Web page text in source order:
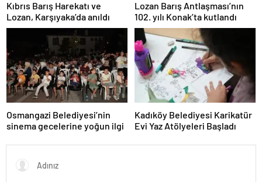
Kıbrıs Barış Harekatı ve
Lozan, Karşıyaka’da anıldı
Lozan Barış Antlaşması’nın
102. yılı Konak’ta kutlandı
Osmangazi Belediyesi’nin
sinema gecelerine yoğun ilgi
Kadıköy Belediyesi Karikatür
Evi Yaz Atölyeleri Başladı